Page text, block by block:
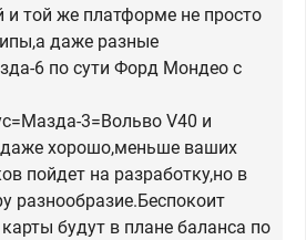
и той же платформе не просто
даже разные
6 по сути Форд Мондео с
3=Вольво V40 и
хорошо,меньше ваших
пойдет на разработку,но в
разнообразие.Беспокоит
будут в плане баланса по